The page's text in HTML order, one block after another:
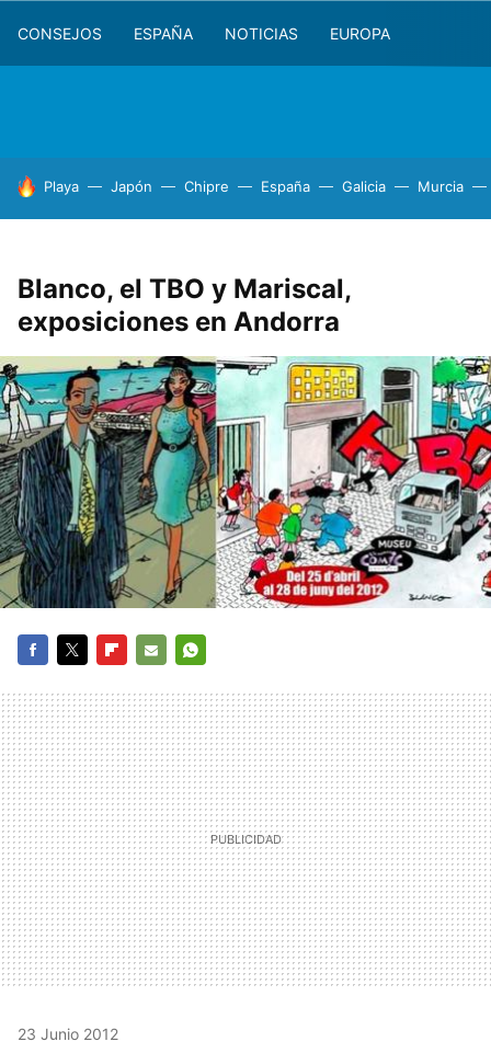
CONSEJOS ESPAÑA NOTICIAS EUROPA
HOY SE HABLA DE
Playa Japón Chipre España Galicia Murcia
Blanco, el TBO y Mariscal,
exposiciones en Andorra
MAIL
23 Junio 2012